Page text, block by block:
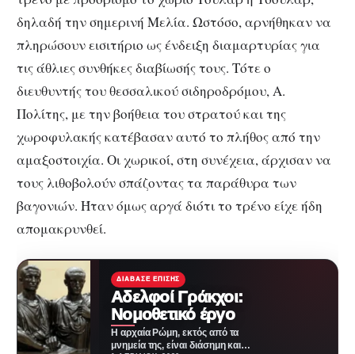
δηλαδή την σημερινή Μελία. Ωστόσο, αρνήθηκαν να
πληρώσουν εισιτήριο ως ένδειξη διαμαρτυρίας για
τις άθλιες συνθήκες διαβίωσής τους. Τότε ο
διευθυντής του θεσσαλικού σιδηροδρόμου, Α.
Πολίτης, με την βοήθεια του στρατού και της
χωροφυλακής κατέβασαν αυτό το πλήθος από την
αμαξοστοιχία. Οι χωρικοί, στη συνέχεια, άρχισαν να
τους λιθοβολούν σπάζοντας τα παράθυρα των
βαγονιών. Ήταν όμως αργά διότι το τρένο είχε ήδη
απομακρυνθεί.
ΔΙΆΒΑΣΕ ΕΠΊΣΗΣ
Αδελφοί Γράκχοι:
Νομοθετικό έργο
Η αρχαία Ρώμη, εκτός από τα
μνημεία της, είναι διάσημη και